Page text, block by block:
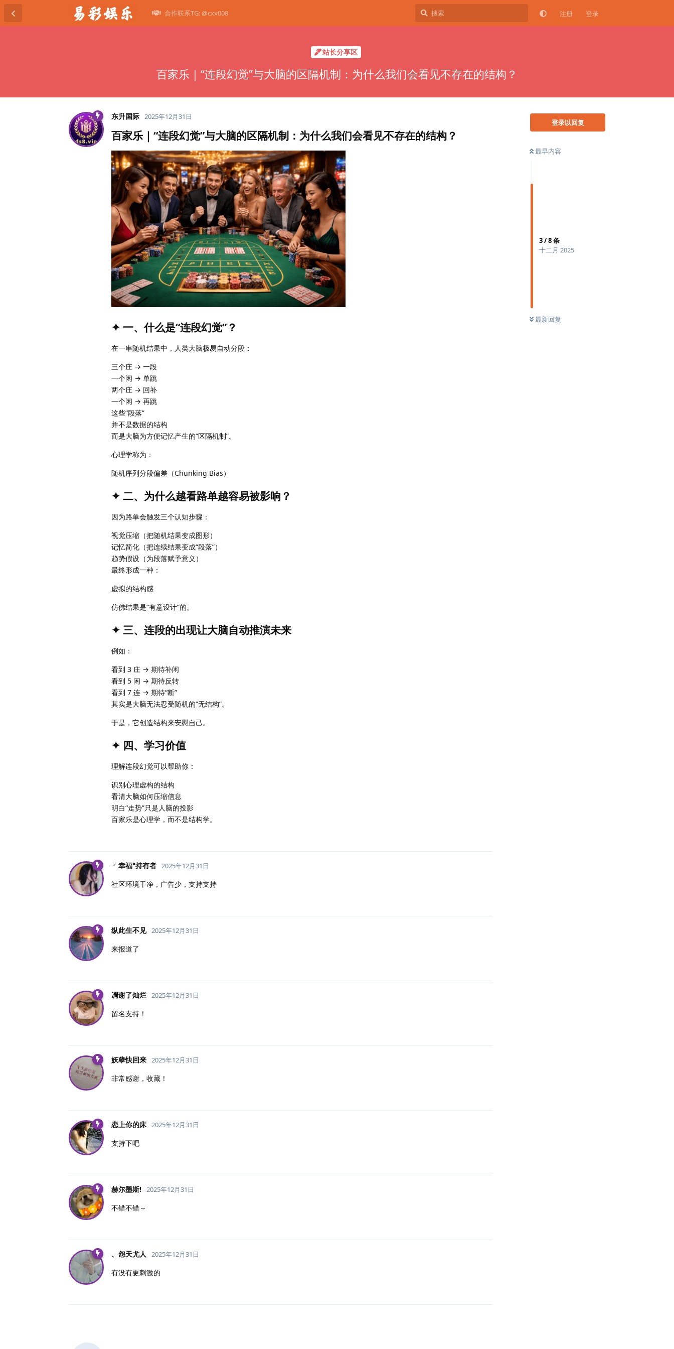
合作联系TG: @cxx008 注册 登录
站长分享区
百家乐｜“连段幻觉”与大脑的区隔机制：为什么我们会看见不存在的结构？
登录以回复
最早内容
3/8条
十二月 2025
最新回复
东升国际 2025年12月31日
百家乐｜“连段幻觉”与大脑的区隔机制：为什么我们会看见不存在的结构？
✦ 一、什么是“连段幻觉”？
在一串随机结果中，人类大脑极易自动分段：
三个庄 → 一段
一个闲 → 单跳
两个庄 → 回补
一个闲 → 再跳
这些“段落”
并不是数据的结构
而是大脑为方便记忆产生的“区隔机制”。
心理学称为：
随机序列分段偏差（Chunking Bias）
✦ 二、为什么越看路单越容易被影响？
因为路单会触发三个认知步骤：
视觉压缩（把随机结果变成图形）
记忆简化（把连续结果变成“段落”）
趋势假设（为段落赋予意义）
最终形成一种：
虚拟的结构感
仿佛结果是“有意设计”的。
✦ 三、连段的出现让大脑自动推演未来
例如：
看到 3 庄 → 期待补闲
看到 5 闲 → 期待反转
看到 7 连 → 期待“断”
其实是大脑无法忍受随机的“无结构”。
于是，它创造结构来安慰自己。
✦ 四、学习价值
理解连段幻觉可以帮助你：
识别心理虚构的结构
看清大脑如何压缩信息
明白“走势”只是人脑的投影
百家乐是心理学，而不是结构学。
╯幸福°持有者 2025年12月31日
社区环境干净，广告少，支持支持
纵此生不见 2025年12月31日
来报道了
凋谢了灿烂 2025年12月31日
留名支持！
妖孽快回来 2025年12月31日
非常感谢，收藏！
恋上你的床 2025年12月31日
支持下吧
赫尔墨斯! 2025年12月31日
不错不错～
、怨天尤人 2025年12月31日
有没有更刺激的